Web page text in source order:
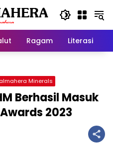
Ragam Literasi
Minerals
Berhasil Masuk
2023